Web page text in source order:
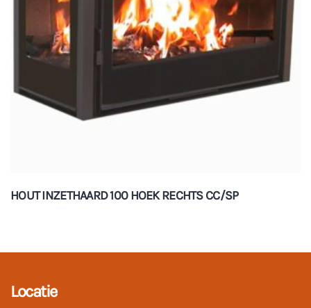
HOUT INZETHAARD 100 HOEK RECHTS CC/SP
Locatie